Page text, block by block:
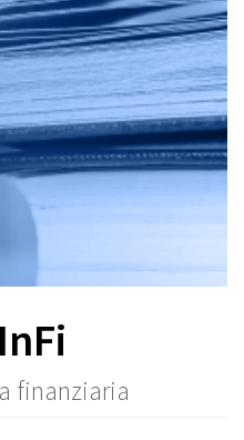
finanziaria